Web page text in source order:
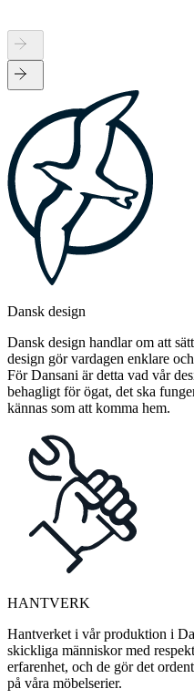
Dansk design
Dansk design handlar om att
design gör vardagen enklare
För Dansani är detta vad vår
behagligt för ögat, det ska
kännas som att komma hem.
HANTVERK
Hantverket i vår produktion i
skickliga människor med
erfarenhet, och de gör det
på våra möbelserier.